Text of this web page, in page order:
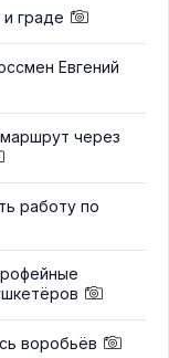
граде
Евгений
через
работу по
воробьёв